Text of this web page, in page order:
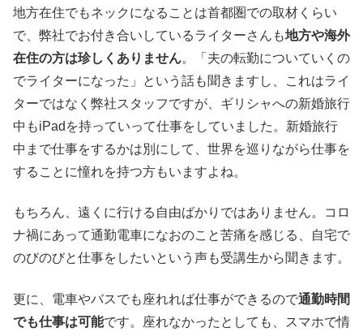
地方在住でもネックになることは首都圏での取材くらい
で、弊社でお付き合いしているライターさんも地方や海外
在住の方は珍しくありません。「夫の転勤についていくの
でライターになった」という話も聞きますし、これはライ
ターではなく弊社スタッフですが、ギリシャへの新婚旅行
中もiPadを持っていって仕事をしていました。新婚旅行
中まで仕事をするかは別にして、世界を巡りながら仕事を
することに憧れを持つ方もいますよね。
もちろん、遠くに行ける自由ばかりではありません。コロ
ナ禍にあって通勤電車になおのこと苦痛を感じる、自宅で
のびのびと仕事をしたいという声も受講生から聞きます。
更に、電車やバスでも座れれば仕事ができるので通勤時間
でも仕事は可能です。座れなかったとしても、スマホで情